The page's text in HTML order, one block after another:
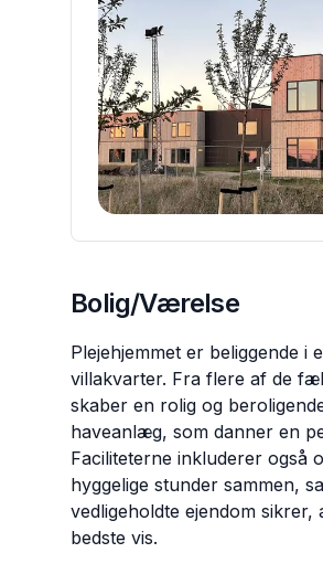
Bolig/Værelse
Plejehjemmet er beliggende i
villakvarter. Fra flere af de
skaber en rolig og
haveanlæg, som danner en
Faciliteterne inkluderer også
hyggelige stunder sammen,
vedligeholdte ejendom
bedste vis.